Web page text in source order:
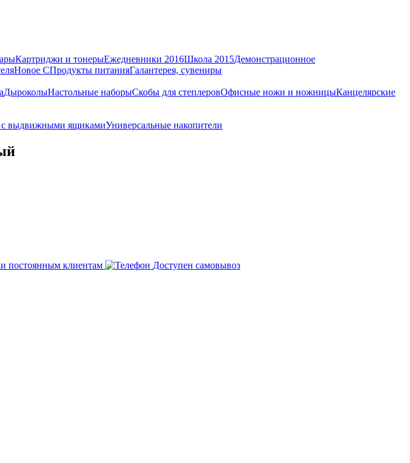
Картриджи и тонерыЕжедневники 2016Школа 2015Демонстрационное
Новое СПродукты питанияГалантерея, сувениры
ДыроколыНастольные наборыСкобы для степлеровОфисные ножи и ножницыКанцелярские
с выдвижными ящикамиУниверсальные накопители
постоянным клиентам Доступен самовывоз